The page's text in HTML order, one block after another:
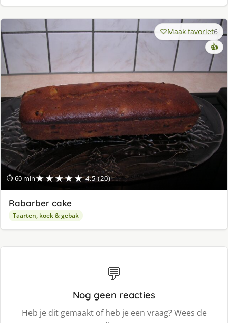
⏱ 60 min★★★★★ 4.5 (20)
Maak favoriet6
👍
Rabarber cake
Taarten, koek & gebak
💬
Nog geen reacties
Heb je dit gemaakt of heb je een vraag? Wees de